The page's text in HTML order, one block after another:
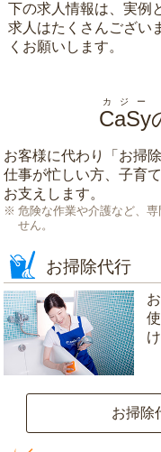
下の求人情報は、実例
求人はたくさんござい
くお願いします。
CaSy
カジー
お客様に代わり「 お掃除
仕事が忙しい方、子育
お支えします。
危険な作業や介護など、
せん。
お掃除代行
お掃除